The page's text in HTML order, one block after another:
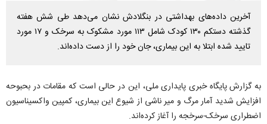
آخرین داده‌های بهداشتی در بنگلادش نشان می‌دهد طی شش هفته
گذشته دستکم ۱۳۰ کودک شامل ۱۱۳ مورد مشکوک به سرخک و ۱۷ مورد
تایید شده ابتلا به این بیماری، جان خود را از دست داده‌اند.
به گزارش پایگاه خبری پایداری ملی، این در حالی است که مقامات در بحبوحه
افزایش شدید آمار مرگ و میر ناشی از شیوع این بیماری، کمپین واکسیناسیون
اضطراری سرخک-سرخجه را آغاز کرده‌اند.